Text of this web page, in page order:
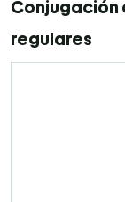
Conjugación
regulares